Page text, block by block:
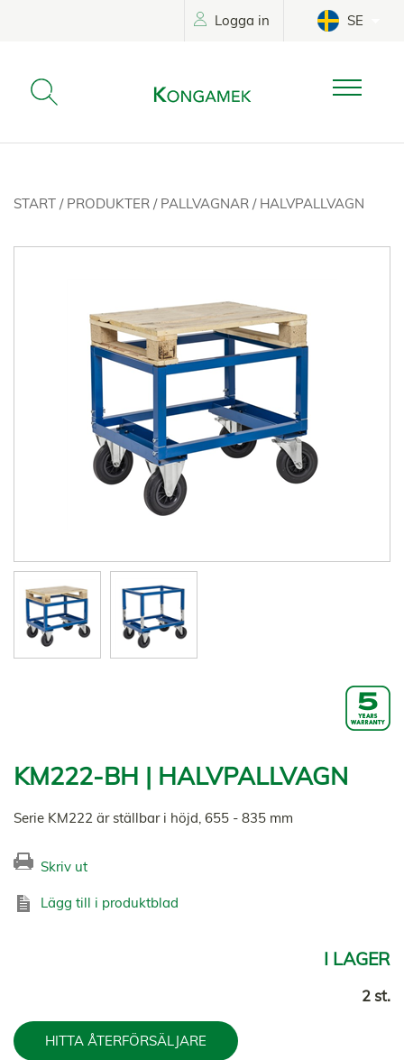
Logga in SE
START / PRODUKTER / PALLVAGNAR / HALVPALLVAGN
KM222-BH | HALVPALLVAGN
Serie KM222 är ställbar i höjd, 655 - 835 mm
Skriv ut
Lägg till i produktblad
I LAGER
2 st.
HITTA ÅTERFÖRSÄLJARE